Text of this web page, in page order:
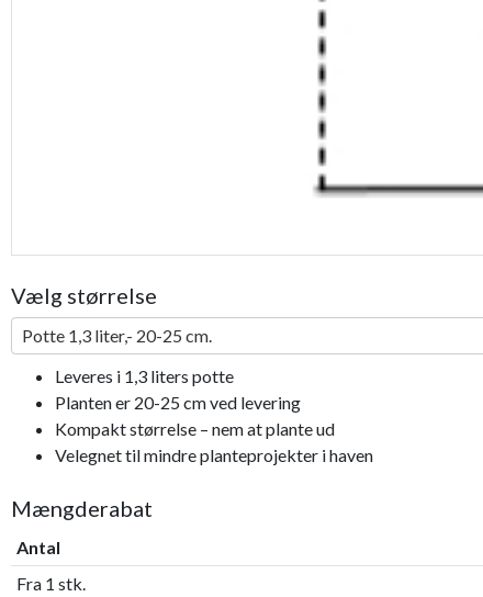
Vælg størrelse
Potte 1,3 liter,- 20-25 cm.
Leveres i 1,3 liters potte
Planten er 20-25 cm ved levering
Kompakt størrelse – nem at plante ud
Velegnet til mindre planteprojekter i haven
Mængderabat
Antal
Fra 1 stk.